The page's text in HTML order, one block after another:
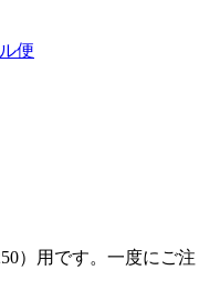
便
）用です。一度にご注